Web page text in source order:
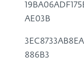
AE03B
886B3